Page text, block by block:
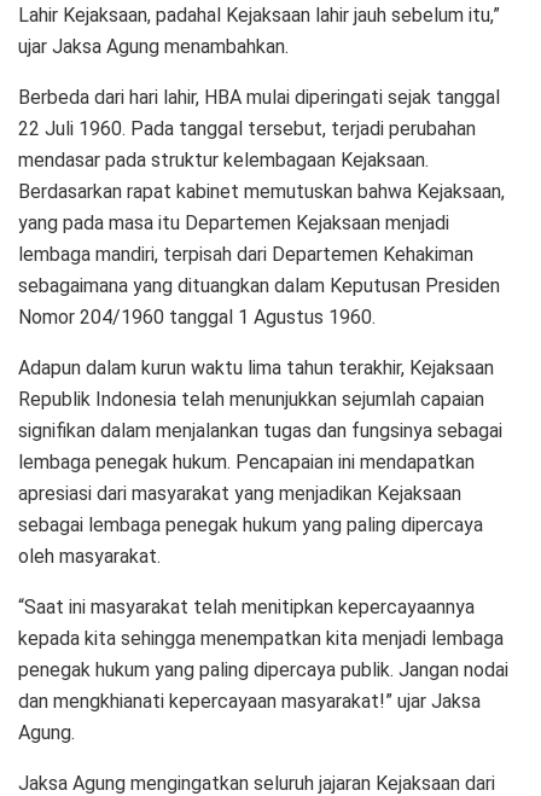
Lahir Kejaksaan, padahal Kejaksaan lahir jauh sebelum itu,”
ujar Jaksa Agung menambahkan.
Berbeda dari hari lahir, HBA mulai diperingati sejak tanggal
22 Juli 1960. Pada tanggal tersebut, terjadi perubahan
mendasar pada struktur kelembagaan Kejaksaan.
Berdasarkan rapat kabinet memutuskan bahwa Kejaksaan,
yang pada masa itu Departemen Kejaksaan menjadi
lembaga mandiri, terpisah dari Departemen Kehakiman
sebagaimana yang dituangkan dalam Keputusan Presiden
Nomor 204/1960 tanggal 1 Agustus 1960.
Adapun dalam kurun waktu lima tahun terakhir, Kejaksaan
Republik Indonesia telah menunjukkan sejumlah capaian
signifikan dalam menjalankan tugas dan fungsinya sebagai
lembaga penegak hukum. Pencapaian ini mendapatkan
apresiasi dari masyarakat yang menjadikan Kejaksaan
sebagai lembaga penegak hukum yang paling dipercaya
oleh masyarakat.
“Saat ini masyarakat telah menitipkan kepercayaannya
kepada kita sehingga menempatkan kita menjadi lembaga
penegak hukum yang paling dipercaya publik. Jangan nodai
dan mengkhianati kepercayaan masyarakat!” ujar Jaksa
Agung.
Jaksa Agung mengingatkan seluruh jajaran Kejaksaan dari